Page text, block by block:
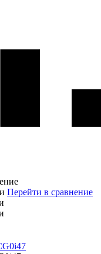
Перейти в сравнение